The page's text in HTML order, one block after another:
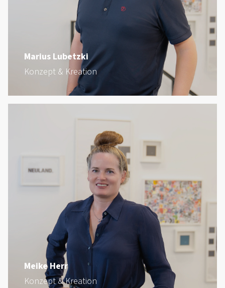
Marius Lubetzki
Konzept & Kreation
Meike Herr
Konzept & Kreation